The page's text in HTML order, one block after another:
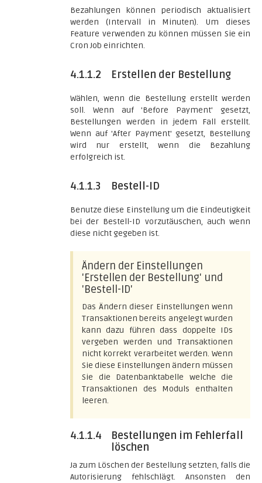
Bezahlungen können periodisch aktualisiert
werden (Intervall in Minuten). Um dieses
Feature verwenden zu können müssen Sie ein
Cron Job einrichten.
4.1.1.2 Erstellen der Bestellung
Wählen, wenn die Bestellung erstellt werden
soll. Wenn auf 'Before Payment' gesetzt,
Bestellungen werden in jedem Fall erstellt.
Wenn auf 'After Payment' gesetzt, Bestellung
wird nur erstellt, wenn die Bezahlung
erfolgreich ist.
4.1.1.3 Bestell-ID
Benutze diese Einstellung um die Eindeutigkeit
bei der Bestell-ID vorzutäuschen, auch wenn
diese nicht gegeben ist.
Ändern der Einstellungen
'Erstellen der Bestellung' und
'Bestell-ID'
Das Ändern dieser Einstellungen wenn
Transaktionen bereits angelegt wurden
kann dazu führen dass doppelte IDs
vergeben werden und Transaktionen
nicht korrekt verarbeitet werden. Wenn
Sie diese Einstellungen ändern müssen
Sie die Datenbanktabelle welche die
Transaktionen des Moduls enthalten
leeren.
4.1.1.4
Bestellungen im Fehlerfall
löschen
Ja zum Löschen der Bestellung setzten, falls die
Autorisierung fehlschlägt. Ansonsten den